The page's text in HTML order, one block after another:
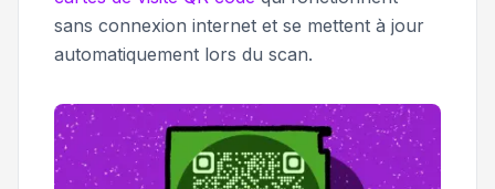
sans connexion internet et se mettent à jour
automatiquement lors du scan.